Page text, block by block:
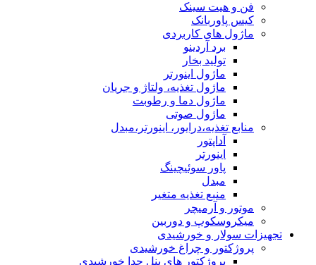
فن و هیت سینک
کیس پاوربانک
ماژول های کاربردی
برد آردینو
تولید بخار
ماژول اینورتر
ماژول تغذیه، ولتاژ و جریان
ماژول دما و رطوبت
ماژول صوتی
منابع تغذیه،درایور، اینورتر،مبدل
آداپتور
اینورتر
پاور سوئیچینگ
مبدل
منبع تغذیه متغیر
موتور و آرمیچر
میکروسکوپ و دوربین
تجهیزات سولار و خورشیدی
پروژکتور و چراغ خورشیدی
پروژکتور های پنل جدا خورشیدی